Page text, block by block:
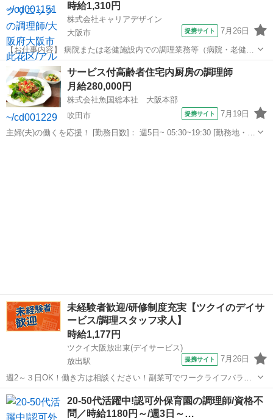
時給1,310円
株式会社キャリアデザイン
大阪市
提携サイト 7月26日
【お仕事内容】 病院または老健施設内での調理業務等（病院・老健施
設のローテーションがあります） ＊ＷワークＯＫ 本求人は人材紹介会
社【株式会社キャリアデザイン】が掲載している 職業紹介求人です。
ご応募いただきましたら、...
大阪市 その他
サービス付高齢者住宅内厨房の調理師
月給280,000円
株式会社魚国総本社 大阪本部
吹田市
提携サイト 7月19日
主婦(夫)の働くを応援！ [勤務日数]： 週5日~ 05:30~19:30 [勤務地・最
未経験者歓迎/研修制度充実【ツクイのデイサ
ービス/調理スタッフ求人】
時給1,177円
ツクイ大阪放出東(デイサービス)
放出駅
提携サイト 7月26日
週2～３日OK！働き方は相談ください！副業可でワークライフバラン
ス◎あなたに合った働き方が探せます！ ★☆ 働きやすいメリット多数
★☆ ＼＼サービス・職種の魅力／／ 完全調理済み食品を使用のため、
調理未経験、調理に自信...
大阪 放出駅 その他
20-50代活躍中!認可外保育園の調理師/資格不
問／時給1180円～/週3日～…